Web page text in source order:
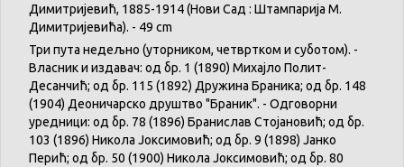
Димитријевић, 1885-1914 (Нови Сад : Штампарија М.
Димитријевића). - 49 cm
Три пута недељно (уторником, четвртком и суботом). -
Власник и издавач: од бр. 1 (1890) Михајло Полит-
Десанчић; од бр. 115 (1892) Дружина Браника; од бр. 148
(1904) Деоничарско друштво "Браник". - Одговорни
уредници: од бр. 78 (1896) Бранислав Стојановић; од бр.
103 (1896) Никола Јоксимовић; од бр. 9 (1898) Јанко
Перић; од бр. 50 (1900) Никола Јоксимовић; од бр. 80